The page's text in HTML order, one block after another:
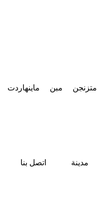
ماینهاردت مبن متزنجن
اتصل بنا مدينة